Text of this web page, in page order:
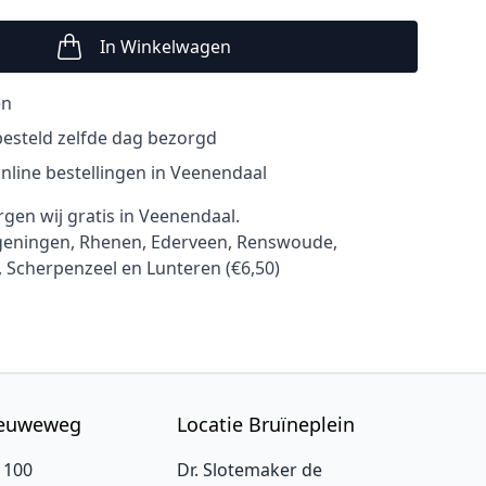
Aantal
In Winkelwagen
zelfde dag bezorgd
bestellingen in Veenendaal
wij gratis in Veenendaal.
Rhenen, Ederveen, Renswoude,
en Lunteren (€6,50)
Locatie Bruïneplein
Dr. Slotemaker de